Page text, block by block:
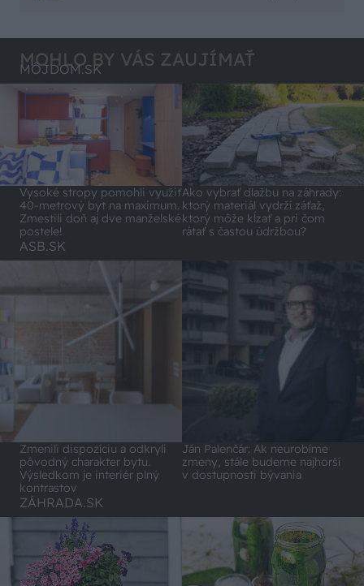
MOHLO BY VÁS ZAUJÍMAŤ
MÔJDOM.SK
Vysoké stropy pomohli využiť
40-metrový byt na maximum.
Zmestili doň aj dve manželské
postele!
Ako vybrať dlažbu na záhrady:
ktorý materiál vydrží záťaž,
ktorý môže kĺzať a pri čom
rátať s častou údržbou?
ASB.SK
Zmenili dispozíciu a odkryli
pôvodný charakter bytu.
Výsledkom je interiér plný
kontrastov
Ján Palenčár: Ak neurobíme
zmeny, stále budeme najhorší
v dostupnosti bývania
ZÁHRADA.SK